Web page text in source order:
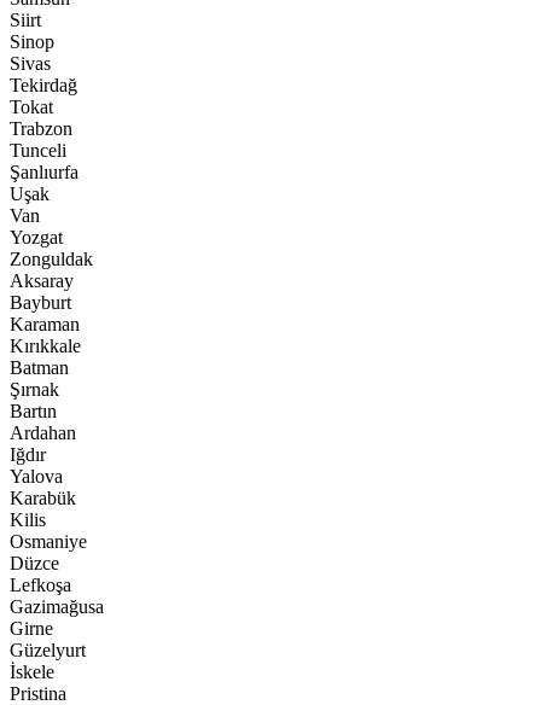
Siirt
Sinop
Sivas
Tekirdağ
Tokat
Trabzon
Tunceli
Şanlıurfa
Uşak
Van
Yozgat
Zonguldak
Aksaray
Bayburt
Karaman
Kırıkkale
Batman
Şırnak
Bartın
Ardahan
Iğdır
Yalova
Karabük
Kilis
Osmaniye
Düzce
Lefkoşa
Gazimağusa
Girne
Güzelyurt
İskele
Pristina